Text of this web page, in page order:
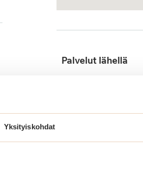
Yksityiskohdat
Palvelut lähellä
Julkinen liikenne